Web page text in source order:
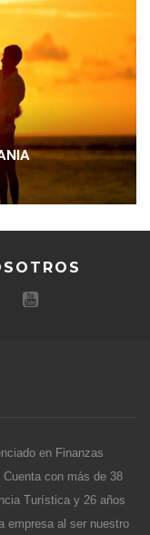
en Finanzas
con más de 38
Turística y 26 años
empresa al ser nuestro